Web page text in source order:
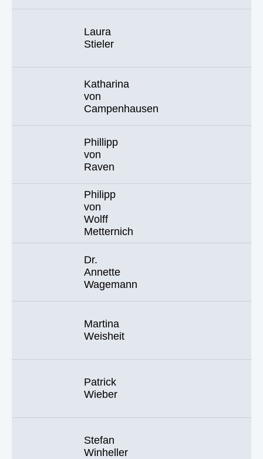
Laura
Stieler
Katharina
von
Campenhausen
Phillipp
von
Raven
Philipp
von
Wolff
Metternich
Dr.
Annette
Wagemann
Martina
Weisheit
Patrick
Wieber
Stefan
Winheller